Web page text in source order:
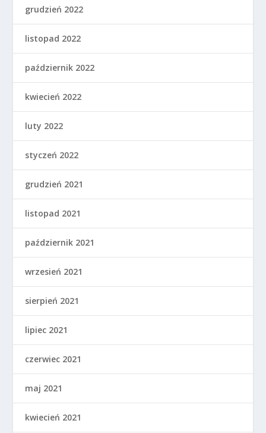
grudzień 2022
listopad 2022
październik 2022
kwiecień 2022
luty 2022
styczeń 2022
grudzień 2021
listopad 2021
październik 2021
wrzesień 2021
sierpień 2021
lipiec 2021
czerwiec 2021
maj 2021
kwiecień 2021